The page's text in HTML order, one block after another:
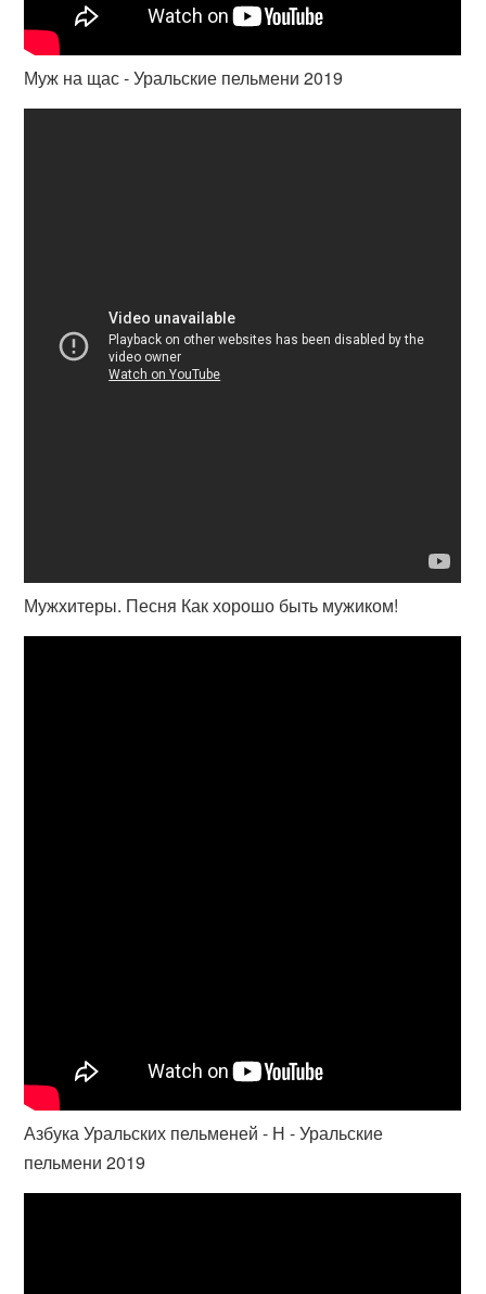
Муж на щас - Уральские пельмени 2019
Мужхитеры. Песня Как хорошо быть мужиком!
Азбука Уральских пельменей - Н - Уральские
пельмени 2019